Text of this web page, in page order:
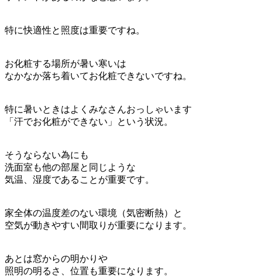
特に快適性と照度は重要ですね。
お化粧する場所が暑い寒いは
なかなか落ち着いてお化粧できないですね。
特に暑いときはよくみなさんおっしゃいます
「汗でお化粧ができない」という状況。
そうならない為にも
洗面室も他の部屋と同じような
気温、湿度であることが重要です。
家全体の温度差のない環境（気密断熱）
と
空気が動きやすい間取りが重要になります。
あとは窓からの明かりや
照明の明るさ、位置も重要になります。